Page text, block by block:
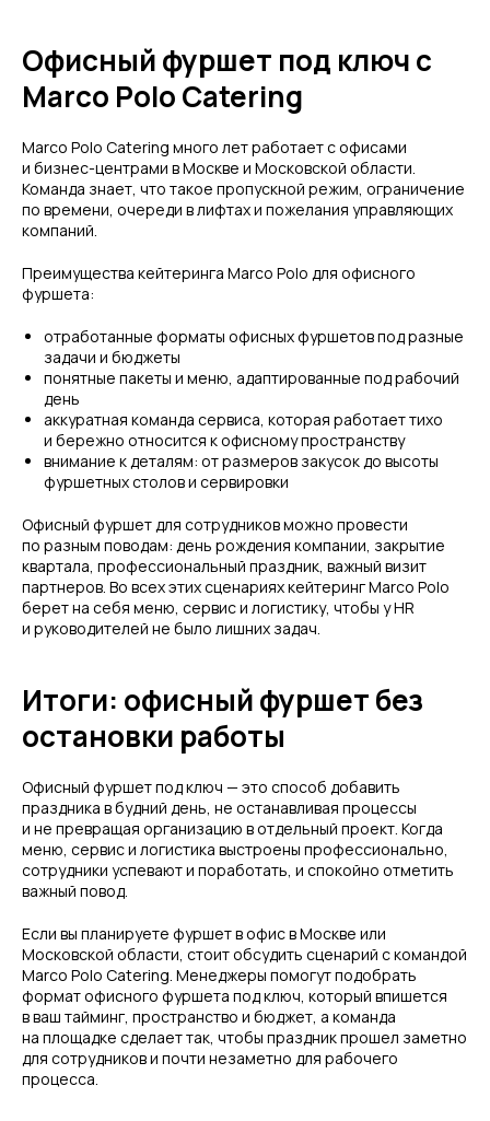
Офисный фуршет под ключ с
Marco Polo Catering
Marco Polo Catering много лет работает с офисами
и бизнес-центрами в Москве и Московской области.
Команда знает, что такое пропускной режим, ограничение
по времени, очереди в лифтах и пожелания управляющих
компаний.
Преимущества кейтеринга Marco Polo для офисного
фуршета:
отработанные форматы офисных фуршетов под разные
задачи и бюджеты
понятные пакеты и меню, адаптированные под рабочий
день
аккуратная команда сервиса, которая работает тихо
и бережно относится к офисному пространству
внимание к деталям: от размеров закусок до высоты
фуршетных столов и сервировки
Офисный фуршет для сотрудников можно провести
по разным поводам: день рождения компании, закрытие
квартала, профессиональный праздник, важный визит
партнеров. Во всех этих сценариях кейтеринг Marco Polo
берет на себя меню, сервис и логистику, чтобы у HR
и руководителей не было лишних задач.
Итоги: офисный фуршет без
остановки работы
Офисный фуршет под ключ — это способ добавить
праздника в будний день, не останавливая процессы
и не превращая организацию в отдельный проект. Когда
меню, сервис и логистика выстроены профессионально,
сотрудники успевают и поработать, и спокойно отметить
важный повод.
Если вы планируете фуршет в офис в Москве или
Московской области, стоит обсудить сценарий с командой
Marco Polo Catering. Менеджеры помогут подобрать
формат офисного фуршета под ключ, который впишется
в ваш тайминг, пространство и бюджет, а команда
на площадке сделает так, чтобы праздник прошел заметно
для сотрудников и почти незаметно для рабочего
процесса.